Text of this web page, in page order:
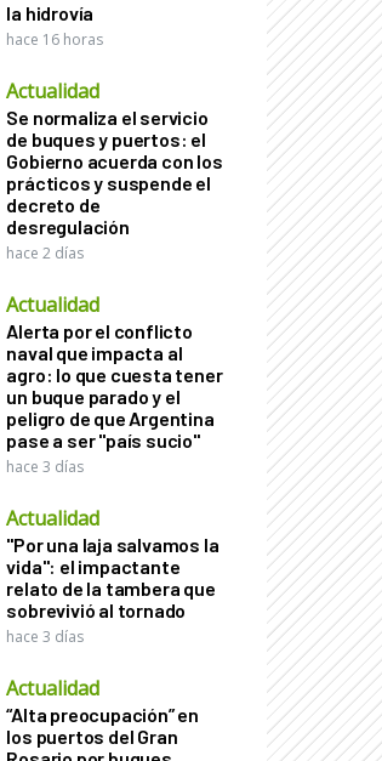
la hidrovía
hace 16 horas
Actualidad
Se normaliza el servicio
de buques y puertos: el
Gobierno acuerda con los
prácticos y suspende el
decreto de
desregulación
hace 2 días
Actualidad
Alerta por el conflicto
naval que impacta al
agro: lo que cuesta tener
un buque parado y el
peligro de que Argentina
pase a ser "país sucio"
hace 3 días
Actualidad
"Por una laja salvamos la
vida": el impactante
relato de la tambera que
sobrevivió al tornado
hace 3 días
Actualidad
“Alta preocupación” en
los puertos del Gran